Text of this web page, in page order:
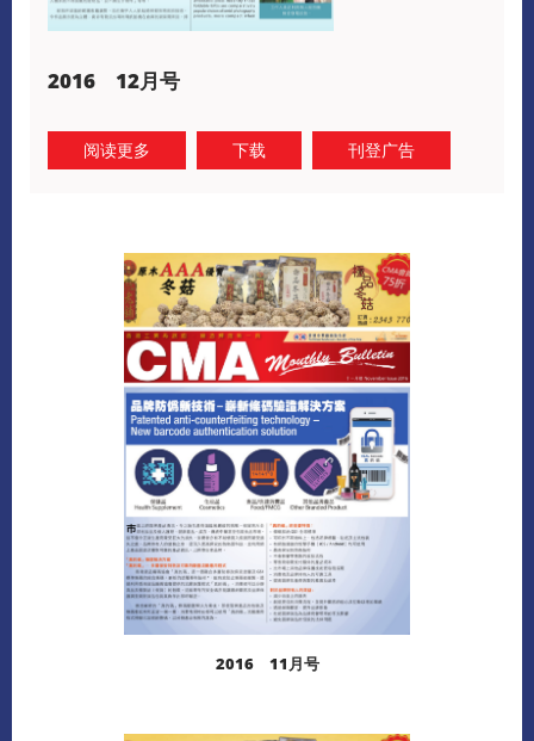
2016 12月号
阅读更多 下载 刊登广告
2016 11月号